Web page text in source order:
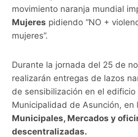
movimiento naranja mundial
Mujeres pidiendo “NO +
mujeres”.
Durante la jornada del 25 de
realizarán entregas de lazos
de sensibilización en el
Municipalidad de Asunción, en
Municipales, Mercados y
descentralizadas.